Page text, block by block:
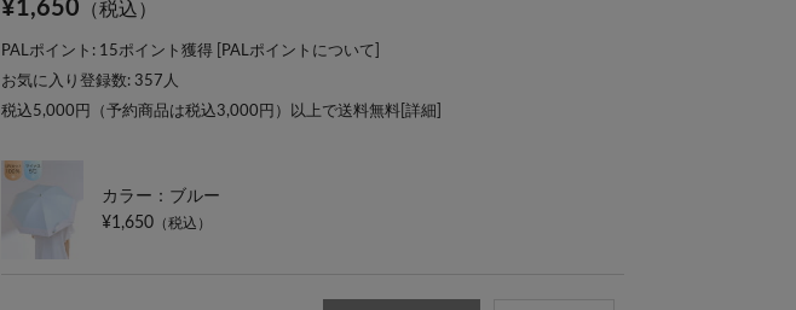
¥1,650 （税込）
PALポイント: 15ポイント獲得 [ PALポイントについて
お気に入り登録数: 357 人
税込5,000円（予約商品は税込3,000円）以上で送料無料[ 詳細
カラー：ブルー
¥1,650 （税込）